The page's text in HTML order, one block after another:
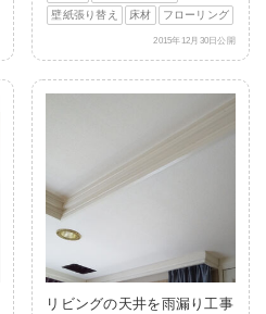
壁紙張り替え
床材 フローリング
2015年12月30日公開
リビングの天井を雨漏り工事